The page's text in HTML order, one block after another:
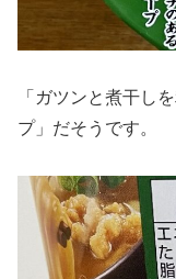
「ガツンと煮干し
プ」だそうです。